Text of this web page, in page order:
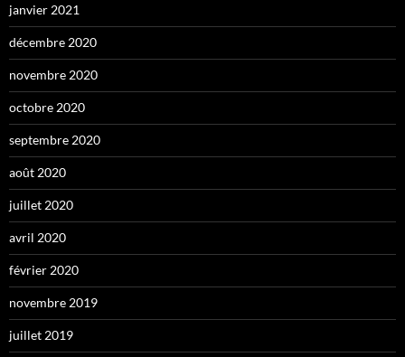
janvier 2021
décembre 2020
novembre 2020
octobre 2020
septembre 2020
août 2020
juillet 2020
avril 2020
février 2020
novembre 2019
juillet 2019